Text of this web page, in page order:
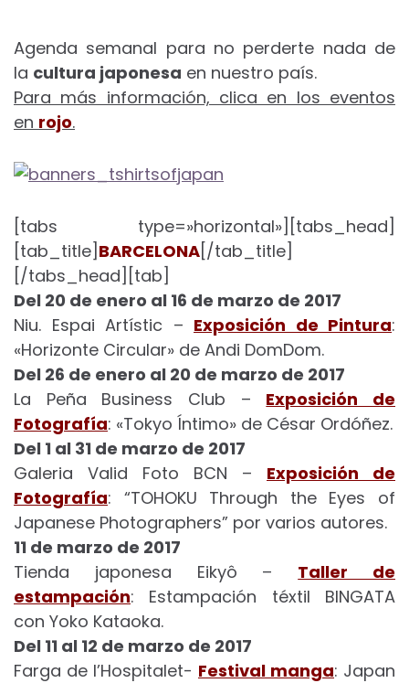
Agenda semanal para no perderte nada de
la cultura japonesa en nuestro país.
Para más información, clica en los eventos
en rojo.
[tabs type=»horizontal»][tabs_head]
[tab_title] BARCELONA[/tab_title]
[/tabs_head][tab]
Del 20 de enero al 16 de marzo de 2017
Niu. Espai Artístic – Exposición de Pintura:
«Horizonte Circular» de Andi DomDom.
Del 26 de enero al 20 de marzo de 2017
La Peña Business Club – Exposición de
Fotografía: «Tokyo Íntimo» de César Ordóñez.
Del 1 al 31 de marzo de 2017
Galeria Valid Foto BCN – Exposición de
Fotografía: “TOHOKU Through the Eyes of
Japanese Photographers” por varios autores.
11 de marzo de 2017
Tienda japonesa Eikyô – Taller de
estampación: Estampación téxtil BINGATA
con Yoko Kataoka.
Del 11 al 12 de marzo de 2017
Farga de l’Hospitalet- Festival manga: Japan